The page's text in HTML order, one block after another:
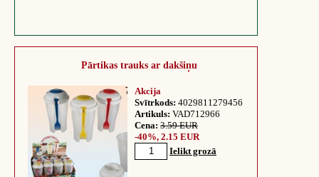
Pārtikas trauks ar dakšiņu
Akcija
Svītrkods: 4029811279456
Artikuls: VAD712966
Cena: 3.59 EUR
-40%, 2.15 EUR
Ielikt grozā